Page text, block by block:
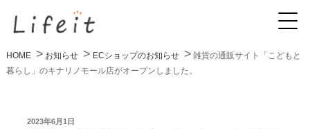
HOME お知らせ ECショップのお知らせ
雑貨の通販サイト「こどもと
暮らし」のキナリノモール店がオープンしました。
投
2023年6月1日